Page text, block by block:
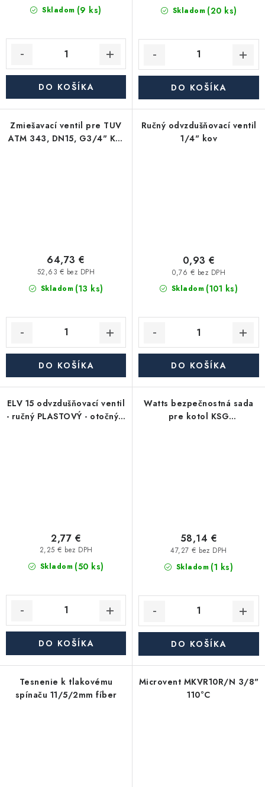
Skladom (9 ks)
DO KOŠÍKA
Skladom (20 ks)
DO KOŠÍKA
Zmiešavací ventil pre TUV
ATM 343, DN15, G3/4" Kvs
Skladom (13 ks)
52,63 € bez DPH
64,73 €
DO KOŠÍKA
Ručný odvzdušňovací ventil
1/4" kov
Skladom (101 ks)
0,76 € bez DPH
0,93 €
DO KOŠÍKA
ELV 15 odvzdušňovací ventil
- ručný PLASTOVÝ - otočný s
Skladom (50 ks)
2,25 € bez DPH
2,77 €
DO KOŠÍKA
Watts bezpečnostná sada
pre kotol KSG
Skladom (1 ks)
47,27 € bez DPH
58,14 €
DO KOŠÍKA
Tesnenie k tlakovému
spínaču 11/5/2mm fíber
Microvent MKVR10R/N 3/8"
110°C